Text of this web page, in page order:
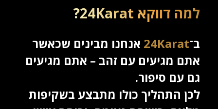
למה דווקא 24Karat?
ב־24Karat אנחנו מבינים שכאשר
אתם מגיעים עם זהב – אתם מגיעים
גם עם סיפור.
לכן התהליך כולו מתבצע בשקיפות